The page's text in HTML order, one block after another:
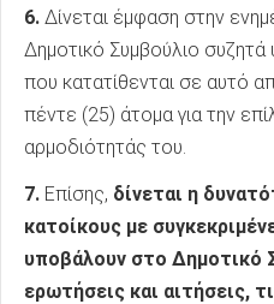
6. Δίνεται έμφαση στην
Δημοτικό Συμβούλιο
που κατατίθενται σε αυτό
πέντε (25) άτομα για την
αρμοδιότητάς του.
7. Επίσης, δίνεται η
κατοίκους με
υποβάλουν στο Δημοτικό
ερωτήσεις και αιτήσεις,